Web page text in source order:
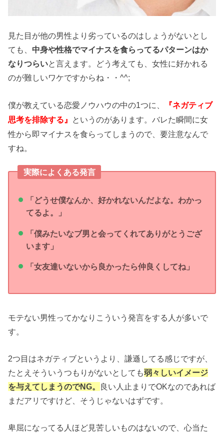
見た目が他の男性より劣っているのはしょうがないとし
ても、 中身や性格でマイナスを食らってるパターンはか
なりつらいと言えます。どう考えても、女性に好かれる
のが難しいワケですからね・・^^;
僕が教えている恋愛ノウハウの中の1つに、
『ネガティブ
思考を排除する』
というのがあります。バレた瞬間に女
性から即マイナスを食らってしまうので、要注意なんで
すね。
実際によくある発言
「どうせ僕なんか、好かれないんだよな。わかっ
てるよ。」
「僕みたいなブ男と会ってくれてありがとうござ
います」
「女友達いないから良かったら仲良くしてね」
モテない男性ってかなりこういう発言をする人が多いで
す。
2つ目はネガティブというより、謙遜してる感じですが、
たとえそういうつもりがないとしても弱々しいイメージ
を与えてしまうのでNG。 良い人止まりでOKなのであれば
まだアリですけど、そうじゃないはずです。
卑屈になってる人ほど見苦しいものはないので、心当た